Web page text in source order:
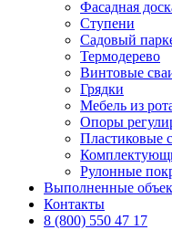
Фасадная
Ступени
Садовый
Термодерево
Винтовые
Грядки
Мебель из
Опоры
Пластиковые
Рулонные
Выполненные
Контакты
8 (800) 550 47 17